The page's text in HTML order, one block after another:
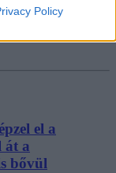
Policy
el a
át a
bővül